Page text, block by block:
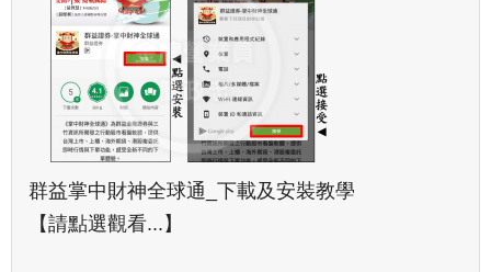
群益掌中財神全球通_下載及安裝教學
【請點選觀看...】